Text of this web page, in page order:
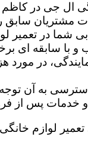
ال جی در کاظم
مشتریان سابق
شما در
با سابقه ای
در
به آن توجه
پس از
لوازم